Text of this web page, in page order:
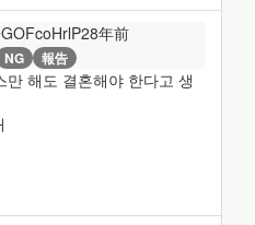
8年前
NG 報告
해도 결혼해야 한다고 생